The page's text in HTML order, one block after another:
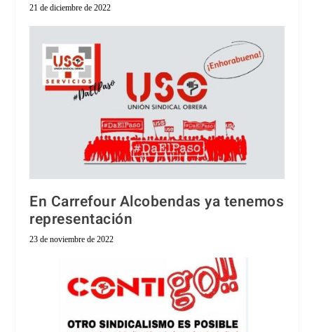
21 de diciembre de 2022
En Carrefour Alcobendas ya tenemos
representación
23 de noviembre de 2022